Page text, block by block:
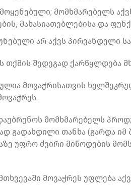
მომხმარებელს
მახასიათებლებისა და
არ აქვს პირვანდელი
თქმის შედეგად ქარწყლდება
მოვაჭრისათვის
მომხმარებელს
გადახდილი თანხა (გარდა
უფრო ძვირი მიწოდების
მოვაჭრეს უფლება